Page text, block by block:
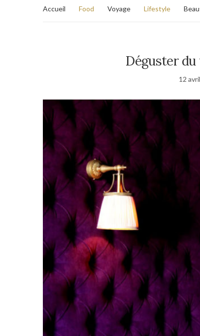
Accueil Food Voyage Lifestyle
Déguster
12